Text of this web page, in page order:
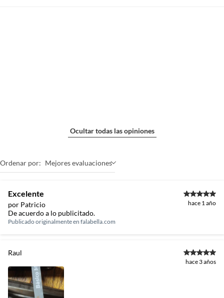
Ocultar todas las opiniones
Ordenar por: Mejores evaluaciones
Excelente
por Patricio hace 1 año
De acuerdo a lo publicitado.
Publicado originalmente en falabella.com
Raul
hace 3 años